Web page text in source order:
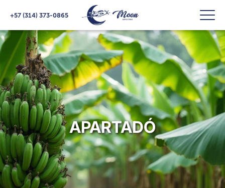
+57 (314) 373-0865
APARTADÓ